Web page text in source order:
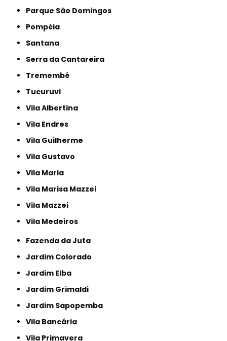
Parque São Domingos
Pompéia
Santana
Serra da Cantareira
Tremembé
Tucuruvi
Vila Albertina
Vila Endres
Vila Guilherme
Vila Gustavo
Vila Maria
Vila Marisa Mazzei
Vila Mazzei
Vila Medeiros
Fazenda da Juta
Jardim Colorado
Jardim Elba
Jardim Grimaldi
Jardim Sapopemba
Vila Bancária
Vila Primavera